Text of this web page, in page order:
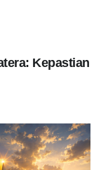
Kepastian